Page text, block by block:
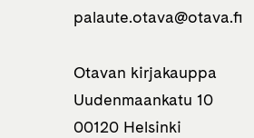
palaute.otava­@otava.fi
Otavan kirjakauppa
Uudenmaankatu 10
00120 Helsinki